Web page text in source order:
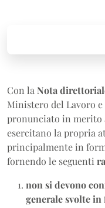
Con la Nota
Ministero del Lavoro
pronunciato in merito
esercitano la propria
principalmente in
fornendo le seguenti
non si devono
generale svolte in